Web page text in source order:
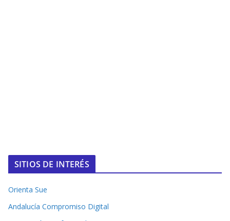
SITIOS DE INTERÉS
Orienta Sue
Andalucía Compromiso Digital